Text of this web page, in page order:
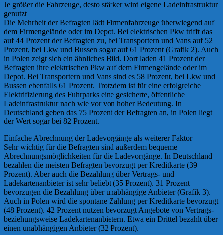
Je größer die Fahrzeuge, desto stärker wird eigene Ladeinfrastruktur
genutzt
Die Mehrheit der Befragten lädt Firmenfahrzeuge überwiegend auf
dem Firmengelände oder im Depot. Bei elektrischen Pkw trifft das
auf 44 Prozent der Befragten zu, bei Transportern und Vans auf 52
Prozent, bei Lkw und Bussen sogar auf 61 Prozent (Grafik 2). Auch
in Polen zeigt sich ein ähnliches Bild. Dort laden 41 Prozent der
Befragten ihre elektrischen Pkw auf dem Firmengelände oder im
Depot. Bei Transportern und Vans sind es 58 Prozent, bei Lkw und
Bussen ebenfalls 61 Prozent. Trotzdem ist für eine erfolgreiche
Elektrifizierung des Fuhrparks eine gesicherte, öffentliche
Ladeinfrastruktur nach wie vor von hoher Bedeutung. In
Deutschland geben das 75 Prozent der Befragten an, in Polen liegt
der Wert sogar bei 82 Prozent.
Einfache Abrechnung der Ladevorgänge als weiterer Faktor
Sehr wichtig für die Befragten sind außerdem bequeme
Abrechnungsmöglichkeiten für die Ladevorgänge. In Deutschland
bezahlen die meisten Befragten bevorzugt per Kreditkarte (39
Prozent). Aber auch die Bezahlung über Vertrags- und
Ladekartenanbieter ist sehr beliebt (35 Prozent). 31 Prozent
bevorzugen die Bezahlung über unabhängige Anbieter (Grafik 3).
Auch in Polen wird die spontane Zahlung per Kreditkarte bevorzugt
(48 Prozent). 42 Prozent nutzen bevorzugt Angebote von Vertrags-
beziehungsweise Ladekartenanbietern. Etwa ein Drittel bezahlt über
einen unabhängigen Anbieter (32 Prozent).